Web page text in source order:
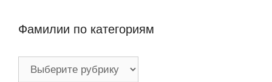
Фамилии по категориям
Фамилии